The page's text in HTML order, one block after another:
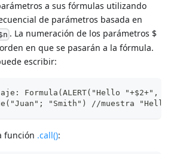
a sus fórmulas utilizando
de parámetros basada en
. La numeración de los parámetros $
en que se pasarán a la fórmula.
escribir:
Formula(ALERT("Hello "+$2+",
"Smith") //muestra "Hello
función .call():